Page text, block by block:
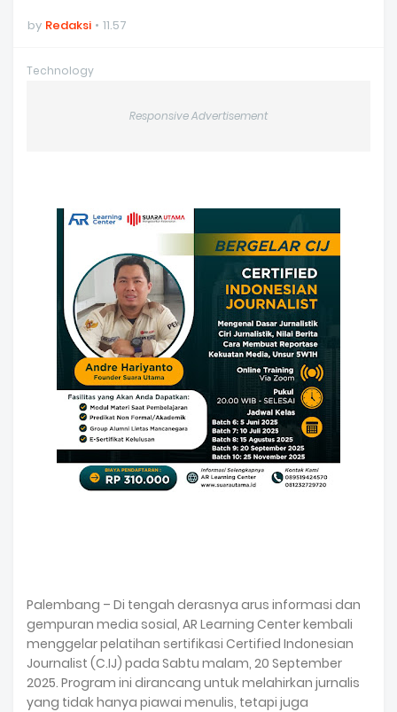
by Redaksi 11.57
Technology
Responsive Advertisement
Palembang – Di tengah derasnya arus informasi dan
gempuran media sosial, AR Learning Center kembali
menggelar pelatihan sertifikasi Certified Indonesian
Journalist (C.IJ) pada Sabtu malam, 20 September
2025. Program ini dirancang untuk melahirkan jurnalis
yang tidak hanya piawai menulis, tetapi juga